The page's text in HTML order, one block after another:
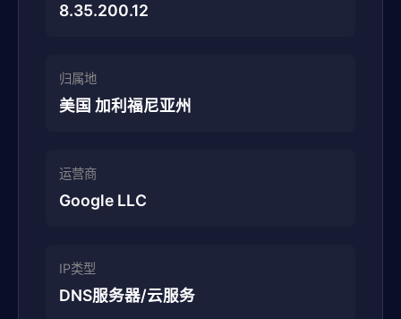
8.35.200.12
归属地
美国 加利福尼亚州
运营商
Google LLC
IP类型
DNS服务器/云服务